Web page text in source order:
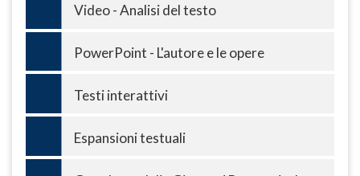
Video - Analisi del testo
PowerPoint - L'autore e le opere
Testi interattivi
Espansioni testuali